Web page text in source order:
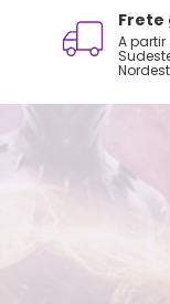
Frete
A partir